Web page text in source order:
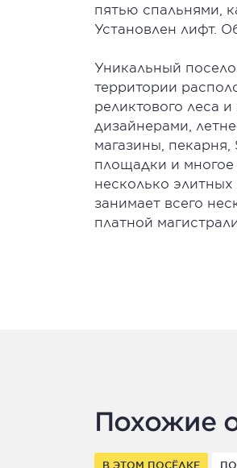
пятью спальнями,
Установлен лифт.
Уникальный
территории
реликтового леса
дизайнерами,
магазины,
площадки и
несколько
занимает всего
платной
Похожие
В ЭТОМ ПОСЁЛКЕ